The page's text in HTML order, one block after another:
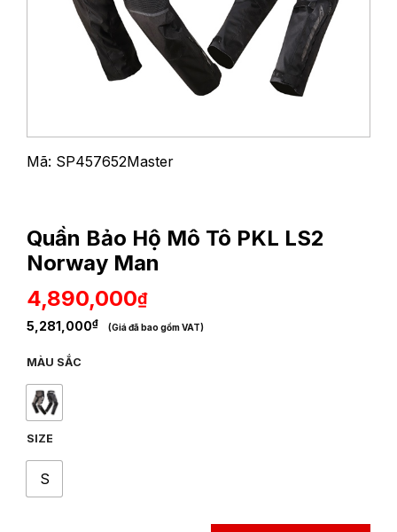
Mã: SP457652Master
Quần Bảo Hộ Mô Tô PKL LS2
Norway Man
4,890,000₫
5,281,000₫ (Giá đã bao gồm VAT)
MÀU SẮC
SIZE
S